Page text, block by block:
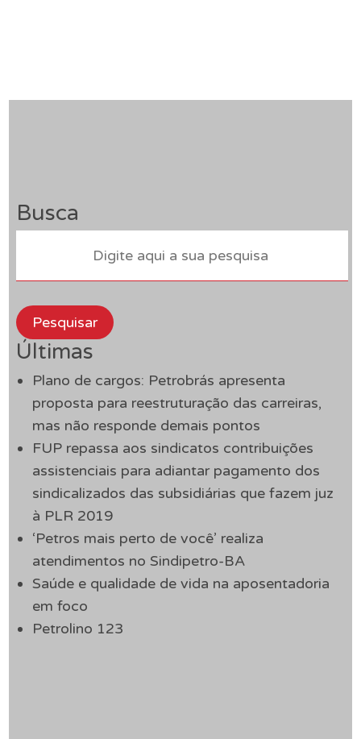
Busca
Pesquisar
Últimas
Plano de cargos: Petrobrás apresenta
proposta para reestruturação das carreiras,
mas não responde demais pontos
FUP repassa aos sindicatos contribuições
assistenciais para adiantar pagamento dos
sindicalizados das subsidiárias que fazem juz
à PLR 2019
‘Petros mais perto de você’ realiza
atendimentos no Sindipetro-BA
Saúde e qualidade de vida na aposentadoria
em foco
Petrolino 123